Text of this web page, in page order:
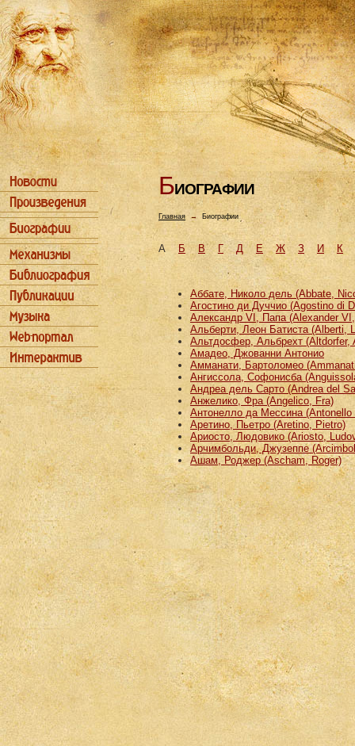
БИОГРАФИИ
Главная→ Биографии
АБ В Г Д Е Ж З И К
Аббате, Николо дель (Abbate,
Агостино ди Дуччио (Agostino di
Александр VI, Папа (Alexander
Альберти, Леон Батиста (Alberti,
Альтдосфер, Альбрехт (Altdorfer,
Амадео, Джованни Антонио
Амманати, Бартоломео
Ангиссола, Софонисба
Андреа дель Сарто (Andrea del
Анжелико, Фра (Angelico, Fra)
Антонелло да Мессина (Antonello
Аретино, Пьетро (Aretino, Pietro)
Ариосто, Людовико (Ariosto,
Арчимбольди, Джузеппе
Ашам, Роджер (Ascham, Roger)